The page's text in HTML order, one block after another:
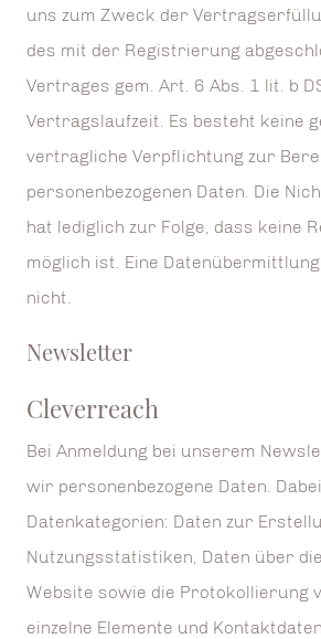
uns zum Zweck der
des mit der Registrierung
Vertrages gem. Art. 6 Abs. 1 lit. b
Vertragslaufzeit. Es besteht keine
vertragliche Verpflichtung zur
personenbezogenen Daten. Die
hat lediglich zur Folge, dass keine
möglich ist. Eine
nicht.
Newsletter
Cleverreach
Bei Anmeldung bei unserem
wir personenbezogene Daten.
Datenkategorien: Daten zur
Nutzungsstatistiken, Daten über
Website sowie die Protokollierung
einzelne Elemente und